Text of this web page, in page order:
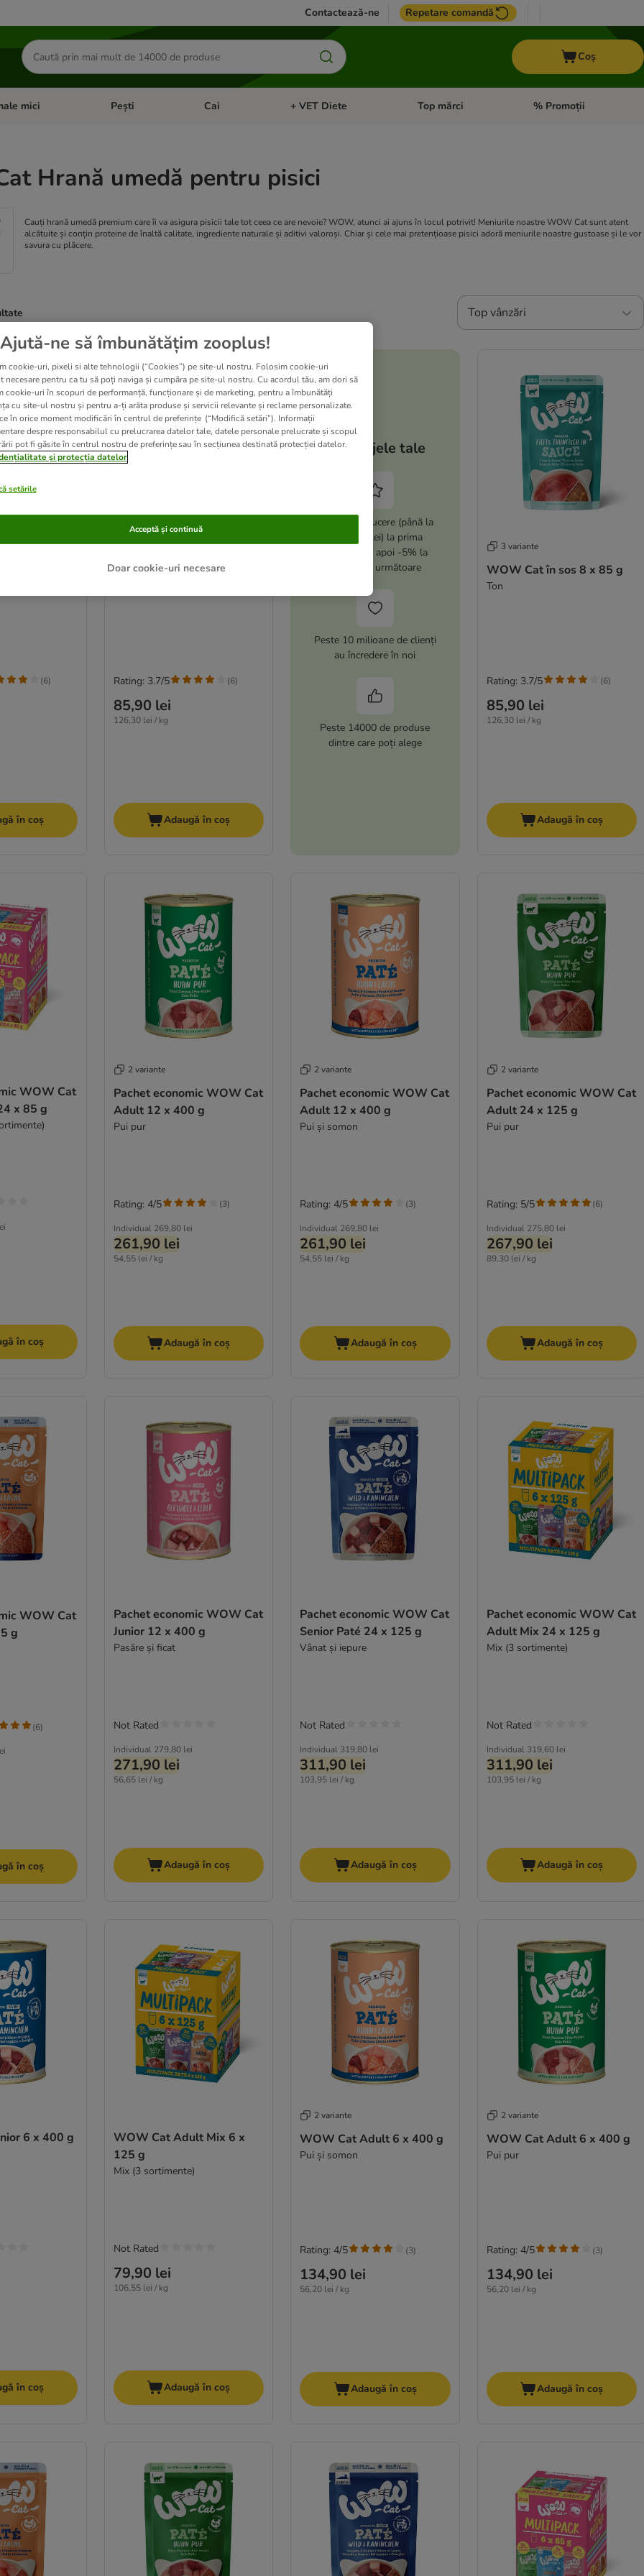
Contactează-ne Repetare comandă
Căutare
produse
Coș
Pisicimeniul cu categorii: Păsări
mici Deschideți meniul cu categorii: Animale mici
Pești Deschideți meniul cu categorii: Pești
Cai Deschideți meniul cu categorii: Cai
+ VET Diete Deschideți meniul cu categorii: + VET Diete
Top mărci Deschideți meniul cu
% Promoții
Hrană umedă pentru pisici
Cauți hrană umedă premium care îi va asigura pisicii tale tot ceea ce are nevoie? WOW, atunci ai ajuns în locul potrivit! Meniurile noastre WOW Cat sunt atent
alcătuite și conțin proteine de înaltă calitate, ingrediente naturale și aditivi valoroși. Chiar și cele mai pretențioase pisici adoră meniurile noastre gustoase și le vor
savura cu plăcere.
Top vânzări
been changed
8 x 85 g
(6)
în coș
3 variante
WOW Cat în sos 8 x 85 g
85,90 lei
126,30 lei / kg
Rating: 3.7/5 (6)
Adaugă în coș
Avantajele tale
Ai -10% reducere (până la
max. 100 lei) la prima
comandă și apoi -5% la
comenzile următoare
Peste 10 milioane de clienți
au încredere în noi
Peste 14000 de produse
dintre care poți alege
3 variante
WOW Cat în sos 8 x 85 g
Ton
85,90 lei
126,30 lei / kg
Rating: 3.7/5 (6)
Adaugă în coș
WOW Cat
x 85 g
în coș
2 variante
Pachet economic WOW Cat
Adult 12 x 400 g
Pui pur
Individual 269,80 lei
261,90 lei
54,55 lei / kg
Rating: 4/5 (3)
Adaugă în coș
2 variante
Pachet economic WOW Cat
Adult 12 x 400 g
Pui și somon
Individual 269,80 lei
261,90 lei
54,55 lei / kg
Rating: 4/5 (3)
Adaugă în coș
2 variante
Pachet economic WOW Cat
Adult 24 x 125 g
Pui pur
Individual 275,80 lei
267,90 lei
89,30 lei / kg
Rating: 5/5 (6)
Adaugă în coș
WOW Cat
g
(6)
în coș
Pachet economic WOW Cat
Junior 12 x 400 g
Pasăre și ficat
Individual 279,80 lei
271,90 lei
56,65 lei / kg
Not Rated
Adaugă în coș
Pachet economic WOW Cat
Senior Paté 24 x 125 g
Vânat și iepure
Individual 319,80 lei
311,90 lei
103,95 lei / kg
Not Rated
Adaugă în coș
Pachet economic WOW Cat
Adult Mix 24 x 125 g
Mix (3 sortimente)
Individual 319,60 lei
311,90 lei
103,95 lei / kg
Not Rated
Adaugă în coș
6 x 400 g
în coș
WOW Cat Adult Mix 6 x
125 g
Mix (3 sortimente)
79,90 lei
106,55 lei / kg
Not Rated
Adaugă în coș
2 variante
WOW Cat Adult 6 x 400 g
Pui și somon
134,90 lei
56,20 lei / kg
Rating: 4/5 (3)
Adaugă în coș
2 variante
WOW Cat Adult 6 x 400 g
Pui pur
134,90 lei
56,20 lei / kg
Rating: 4/5 (3)
Adaugă în coș
Ajută-ne să îmbunătățim zooplus!
cookie-uri, pixeli si alte tehnologii (“Cookies”) pe site-ul nostru. Folosim cookie-uri
necesare pentru ca tu să poți naviga și cumpăra pe site-ul nostru. Cu acordul tău, am dori să
cookie-uri în scopuri de performanță, funcționare și de marketing, pentru a îmbunătăți
cu site-ul nostru și pentru a-ți arăta produse și servicii relevante și reclame personalizate.
în orice moment modificări în centrul de preferințe (“Modifică setări”). Informații
despre responsabilul cu prelucrarea datelor tale, datele personale prelucrate și scopul
pot fi găsite în centrul nostru de preferințe sau în secțiunea destinată protecției datelor.
și protecția datelor
setările
Doar cookie-uri necesare
Acceptă și continuă